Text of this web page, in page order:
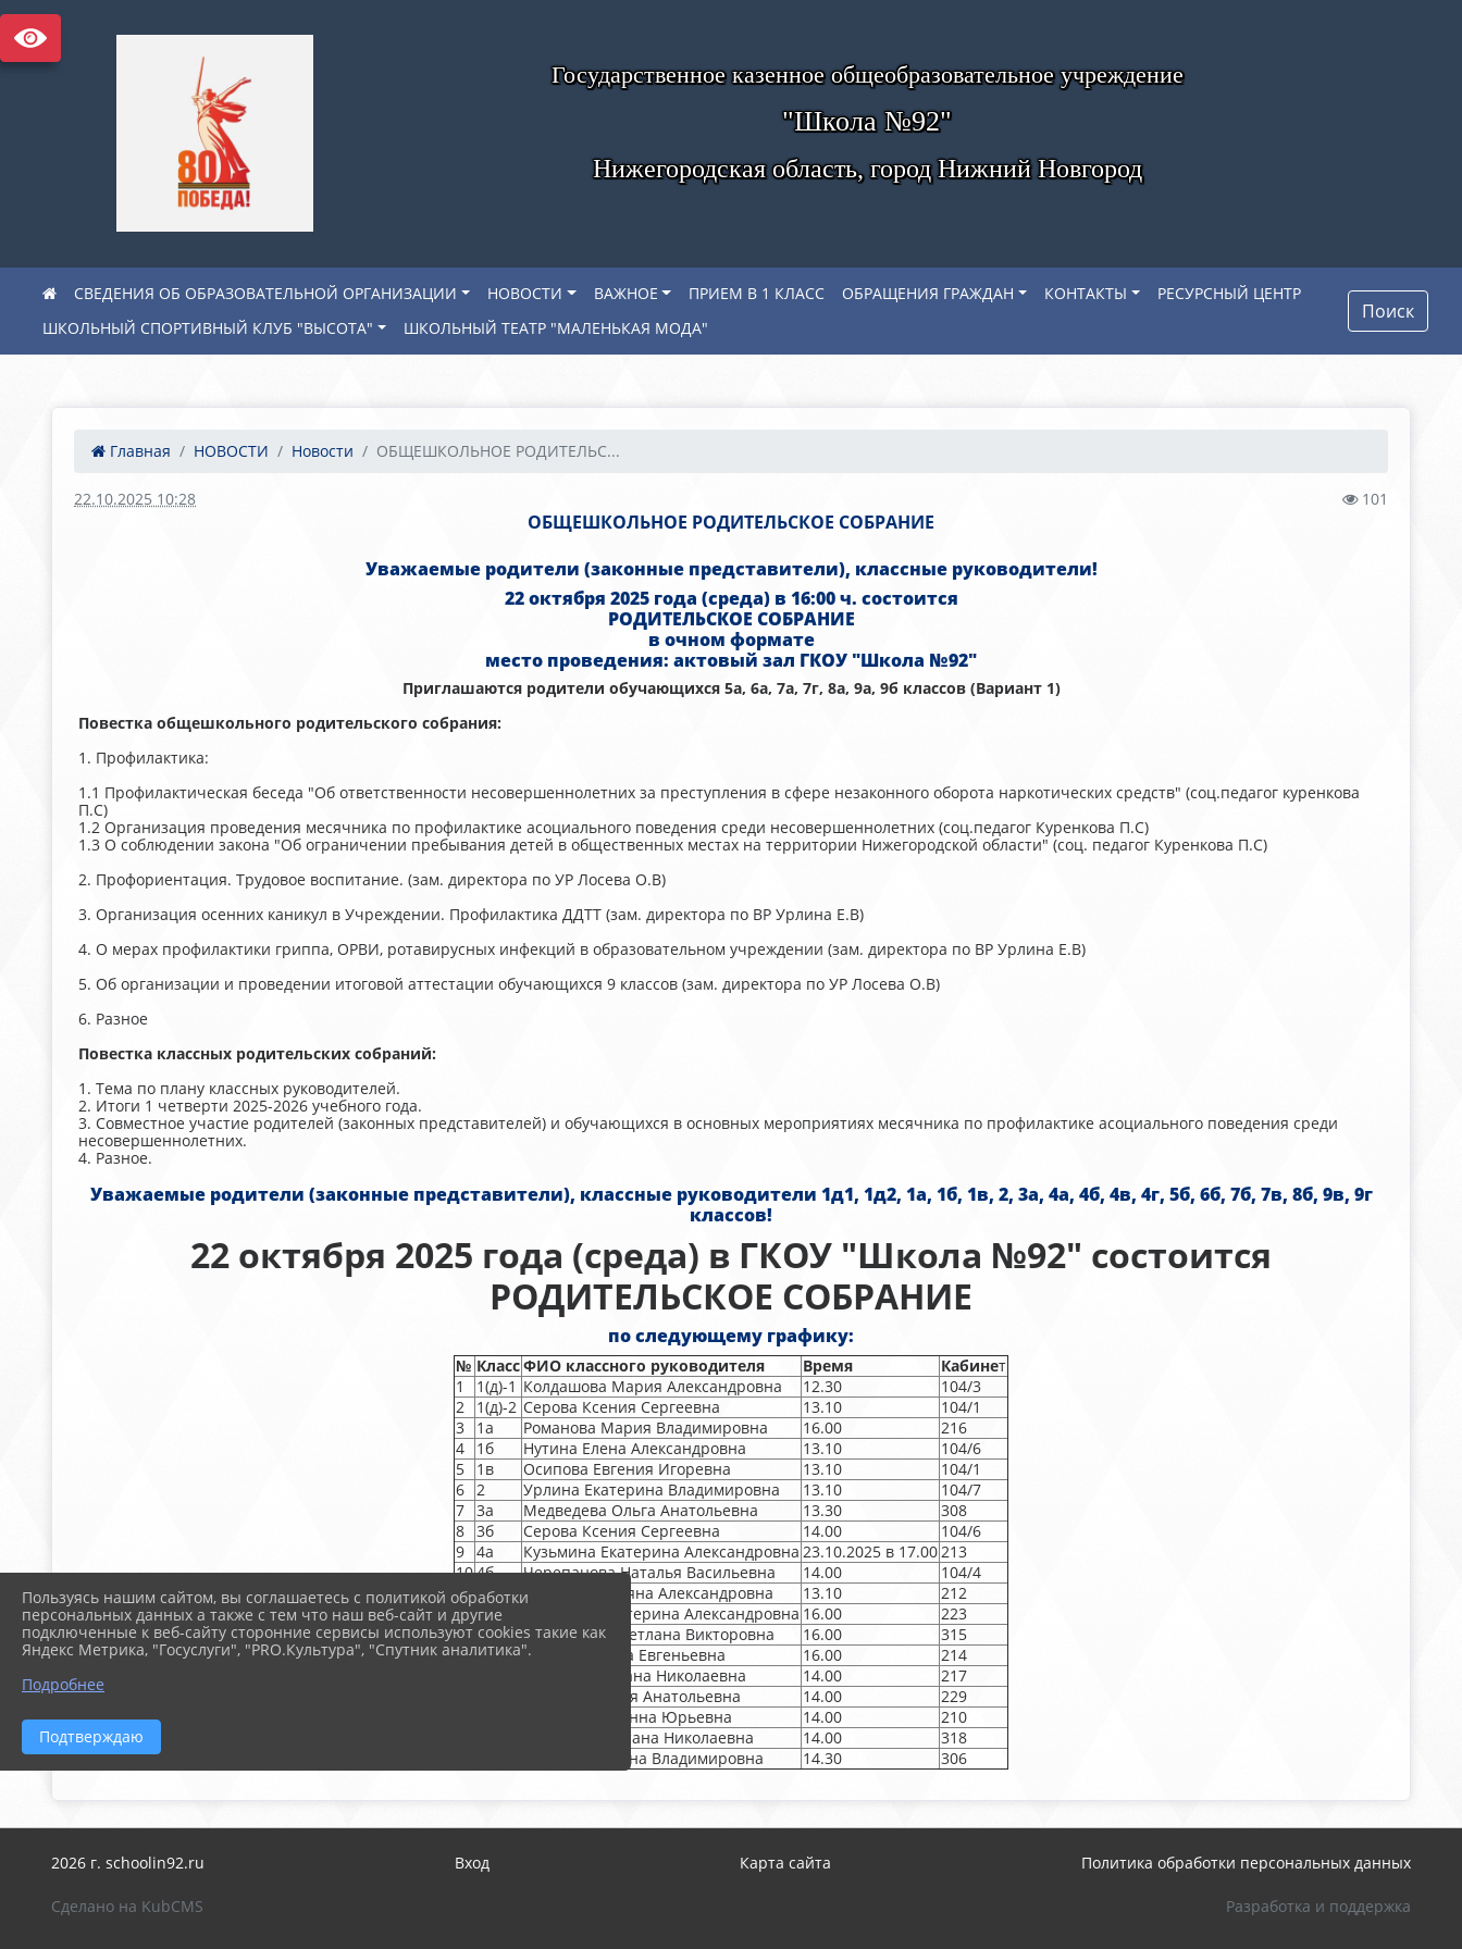
Государственное казенное общеобразовательное учреждение
"Школа №92"
Нижегородская область, город Нижний Новгород
СВЕДЕНИЯ ОБ ОБРАЗОВАТЕЛЬНОЙ ОРГАНИЗАЦИИ НОВОСТИ ВАЖНОЕ ПРИЕМ В 1 КЛАСС ОБРАЩЕНИЯ ГРАЖДАН КОНТАКТЫ
РЕСУРСНЫЙ ЦЕНТР
ШКОЛЬНЫЙ СПОРТИВНЫЙ КЛУБ "ВЫСОТА"
ШКОЛЬНЫЙ ТЕАТР "МАЛЕНЬКАЯ МОДА"
Поиск
Главная НОВОСТИ Новости ОБЩЕШКОЛЬНОЕ РОДИТЕЛЬС...
22.10.2025 10:28 101
ОБЩЕШКОЛЬНОЕ РОДИТЕЛЬСКОЕ СОБРАНИЕ
Уважаемые родители (законные представители), классные руководители!
22 октября 2025 года (среда) в 16:00 ч. состоится
РОДИТЕЛЬСКОЕ СОБРАНИЕ
в очном формате
место проведения: актовый зал ГКОУ "Школа №92"
Приглашаются родители обучающихся 5а, 6а, 7а, 7г, 8а, 9а, 9б классов (Вариант 1)
Повестка общешкольного родительского собрания:
1. Профилактика:
1.1 Профилактическая беседа "Об ответственности несовершеннолетних за преступления в сфере незаконного оборота наркотических средств" (соц.педагог куренкова
П.С)
1.2 Организация проведения месячника по профилактике асоциального поведения среди несовершеннолетних (соц.педагог Куренкова П.С)
1.3 О соблюдении закона "Об ограничении пребывания детей в общественных местах на территории Нижегородской области" (соц. педагог Куренкова П.С)
2. Профориентация. Трудовое воспитание. (зам. директора по УР Лосева О.В)
3. Организация осенних каникул в Учреждении. Профилактика ДДТТ (зам. директора по ВР Урлина Е.В)
4. О мерах профилактики гриппа, ОРВИ, ротавирусных инфекций в образовательном учреждении (зам. директора по ВР Урлина Е.В)
5. Об организации и проведении итоговой аттестации обучающихся 9 классов (зам. директора по УР Лосева О.В)
6. Разное
Повестка классных родительских собраний:
1. Тема по плану классных руководителей.
2. Итоги 1 четверти 2025-2026 учебного года.
3. Совместное участие родителей (законных представителей) и обучающихся в основных мероприятиях месячника по профилактике асоциального поведения среди
несовершеннолетних.
4. Разное.
Уважаемые родители (законные представители), классные руководители 1д1, 1д2, 1а, 1б, 1в, 2, 3а, 4а, 4б, 4в, 4г, 5б, 6б, 7б, 7в, 8б, 9в, 9г
классов!
22 октября 2025 года (среда) в ГКОУ "Школа №92" состоится
РОДИТЕЛЬСКОЕ СОБРАНИЕ
по следующему графику:
№ КлассФИО классного руководителя Время Кабинет
1
1(д)-1 Колдашова Мария Александровна 12.30
104/3
2
1(д)-2 Серова Ксения Сергеевна 13.10
104/1
3
1а Романова Мария Владимировна 16.00
216
4
1б Нутина Елена Александровна 13.10
104/6
5
1в Осипова Евгения Игоревна 13.10
104/1
6 2 Урлина Екатерина Владимировна 13.10
104/7
7 3а Медведева Ольга Анатольевна 13.30
308
8 3б Серова Ксения Сергеевна 14.00
104/6
9 4а Кузьмина Екатерина Александровна 23.10.2025 в 17.00213
104б Черепанова Наталья Васильевна 14.00
104/4
11 4г Аникина Татьяна Александровна 13.10
212
124в Кузьмина Екатерина Александровна 16.00
223
13 5б Митюнина Светлана Викторовна 16.00
315
14 6б Буталова Анна Евгеньевна 16.00
214
Сизова Светлана Николаевна 14.00
217
Зайцева Лидия Анатольевна 14.00
229
Кузнецова Жанна Юрьевна 14.00
210
Пилюгина Оксана Николаевна 14.00
318
Захарова Ирина Владимировна 14.30 306
2026 г. schoolin92.ru Вход Карта сайта Политика обработки персональных данных
Сделано на KubCMS Разработка и поддержка
Пользуясь нашим сайтом, вы соглашаетесь с политикой обработки
персональных данных а также с тем что наш веб-сайт и другие
подключенные к веб-сайту сторонние сервисы используют cookies такие как
Яндекс Метрика, "Госуслуги", "PRO.Культура", "Спутник аналитика".
Подробнее
Подтверждаю